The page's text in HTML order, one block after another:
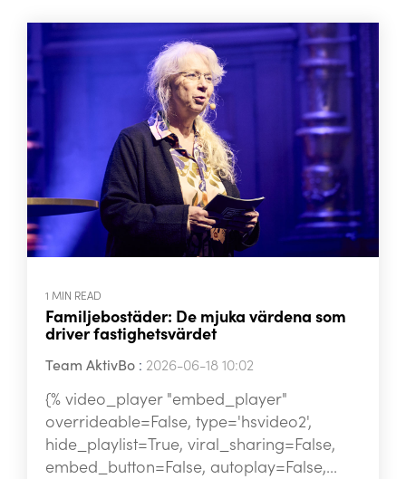
1 MIN READ
Familjebostäder: De mjuka värdena som
driver fastighetsvärdet
Team AktivBo : 2026-06-18 10:02
{% video_player "embed_player"
overrideable=False, type='hsvideo2',
hide_playlist=True, viral_sharing=False,
embed_button=False, autoplay=False,...